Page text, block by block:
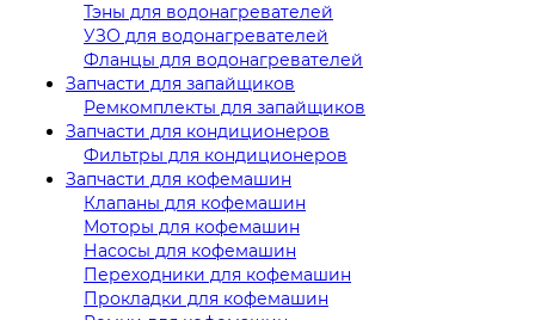
Тэны для водонагревателей
УЗО для водонагревателей
Фланцы для водонагревателей
Запчасти для запайщиков
Ремкомплекты для запайщиков
Запчасти для кондиционеров
Фильтры для кондиционеров
Запчасти для кофемашин
Клапаны для кофемашин
Моторы для кофемашин
Насосы для кофемашин
Переходники для кофемашин
Прокладки для кофемашин